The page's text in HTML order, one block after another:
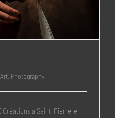
Art, Photography
Créations à Saint-Pierre-en-